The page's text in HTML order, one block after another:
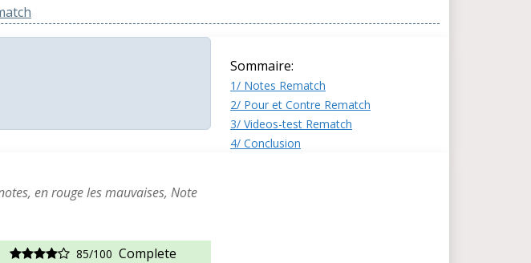
Sommaire:
1/ Notes Rematch
2/ Pour et Contre Rematch
3/ Videos-test Rematch
4/ Conclusion
en rouge les mauvaises, Note
85/100 Complete